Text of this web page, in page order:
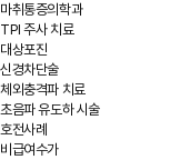
마취통증의학과
TPI 주사 치료
대상포진
신경차단술
체외충격파 치료
초음파 유도하 시술
호전사례
비급여수가